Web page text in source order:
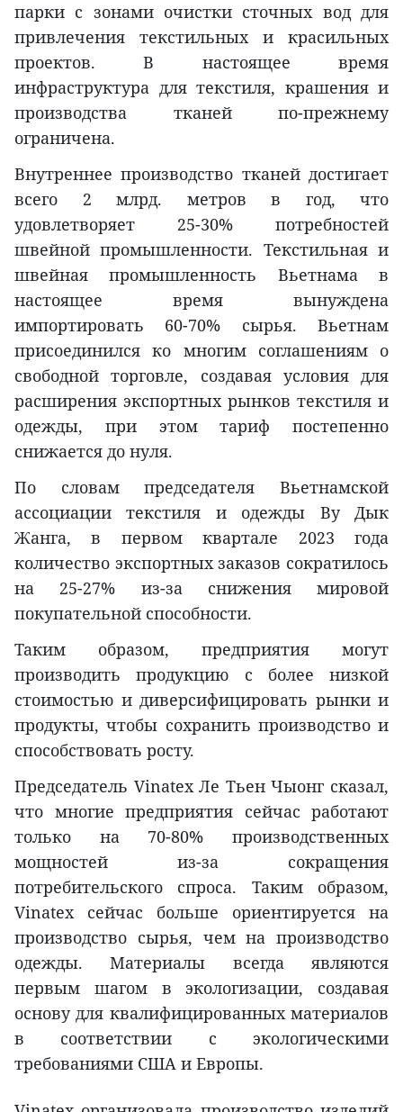
парки с зонами очистки сточных вод для
привлечения текстильных и красильных
проектов. В настоящее время
инфраструктура для текстиля, крашения и
производства тканей по-прежнему
ограничена.
Внутреннее производство тканей достигает
всего 2 млрд. метров в год, что
удовлетворяет 25-30% потребностей
швейной промышленности. Текстильная и
швейная промышленность Вьетнама в
настоящее время вынуждена
импортировать 60-70% сырья. Вьетнам
присоединился ко многим соглашениям о
свободной торговле, создавая условия для
расширения экспортных рынков текстиля и
одежды, при этом тариф постепенно
снижается до нуля.
По словам председателя Вьетнамской
ассоциации текстиля и одежды Ву Дык
Жанга, в первом квартале 2023 года
количество экспортных заказов сократилось
на 25-27% из-за снижения мировой
покупательной способности.
Таким образом, предприятия могут
производить продукцию с более низкой
стоимостью и диверсифицировать рынки и
продукты, чтобы сохранить производство и
способствовать росту.
Председатель Vinatex Ле Тьен Чыонг сказал,
что многие предприятия сейчас работают
только на 70-80% производственных
мощностей из-за сокращения
потребительского спроса. Таким образом,
Vinatex сейчас больше ориентируется на
производство сырья, чем на производство
одежды. Материалы всегда являются
первым шагом в экологизации, создавая
основу для квалифицированных материалов
в соответствии с экологическими
требованиями США и Европы.